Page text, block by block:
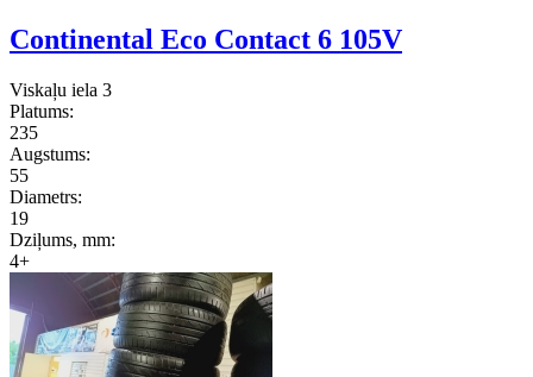
Continental Eco Contact 6 105V
Viskaļu iela 3
Platums:
235
Augstums:
55
Diametrs:
19
Dziļums, mm:
4+